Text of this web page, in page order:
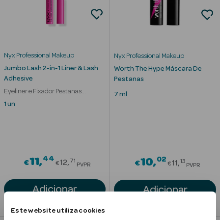
Este website utiliza cookies
Corporais
Coffrets
Hidratantes
Séruns Faciais
Contorno de
Nyx Professional Makeup
Jumbo Lash 2-in-1 Liner & Lash
Adhesive
Eyeliner e Fixador Pestanas
Waterproof 12h
1 un
€11 44Price reduced from
€12 71
PVPR
Adicionar
Nyx Professional Makeup
Worth The Hype Máscara De
Pestanas
7 ml
€10 02Price
€11 13
PVPR
Adicionar